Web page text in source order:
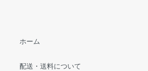
ホーム
配送・送料について